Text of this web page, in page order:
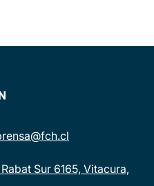
Sur 6165, Vitacura,